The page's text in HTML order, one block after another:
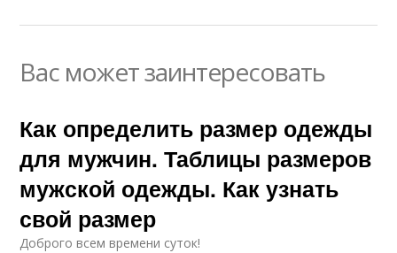
Вас может заинтересовать
Как определить размер одежды
для мужчин. Таблицы размеров
мужской одежды. Как узнать
свой размер
Доброго всем времени суток!